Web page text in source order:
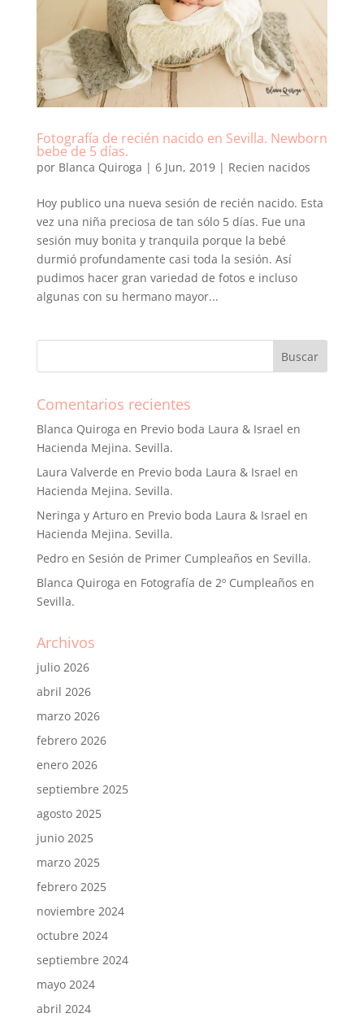
Fotografía de recién nacido en Sevilla. Newborn
bebe de 5 días.
por Blanca Quiroga | 6 Jun, 2019| Recien nacidos
Hoy publico una nueva sesión de recién nacido. Esta
vez una niña preciosa de tan sólo 5 días. Fue una
sesión muy bonita y tranquila porque la bebé
durmió profundamente casi toda la sesión. Así
pudimos hacer gran variedad de fotos e incluso
algunas con su hermano mayor...
Comentarios recientes
Blanca Quiroga en Previo boda Laura & Israel en
Hacienda Mejina. Sevilla.
Laura Valverde en Previo boda Laura & Israel en
Hacienda Mejina. Sevilla.
Neringa y Arturoen Previo boda Laura & Israel en
Hacienda Mejina. Sevilla.
Pedroen Sesión de Primer Cumpleaños en Sevilla.
Blanca Quiroga en Fotografía de 2º Cumpleaños en
Sevilla.
Archivos
julio 2026
abril 2026
marzo 2026
febrero 2026
enero 2026
septiembre 2025
agosto 2025
junio 2025
marzo 2025
febrero 2025
noviembre 2024
octubre 2024
septiembre 2024
mayo 2024
abril 2024